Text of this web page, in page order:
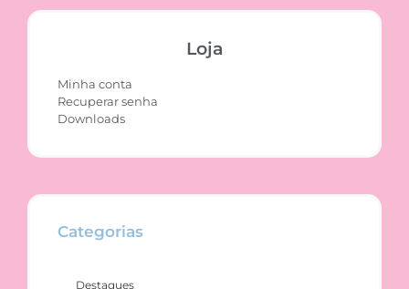
Loja
Minha conta
Recuperar senha
Downloads
Categorias
Destaques